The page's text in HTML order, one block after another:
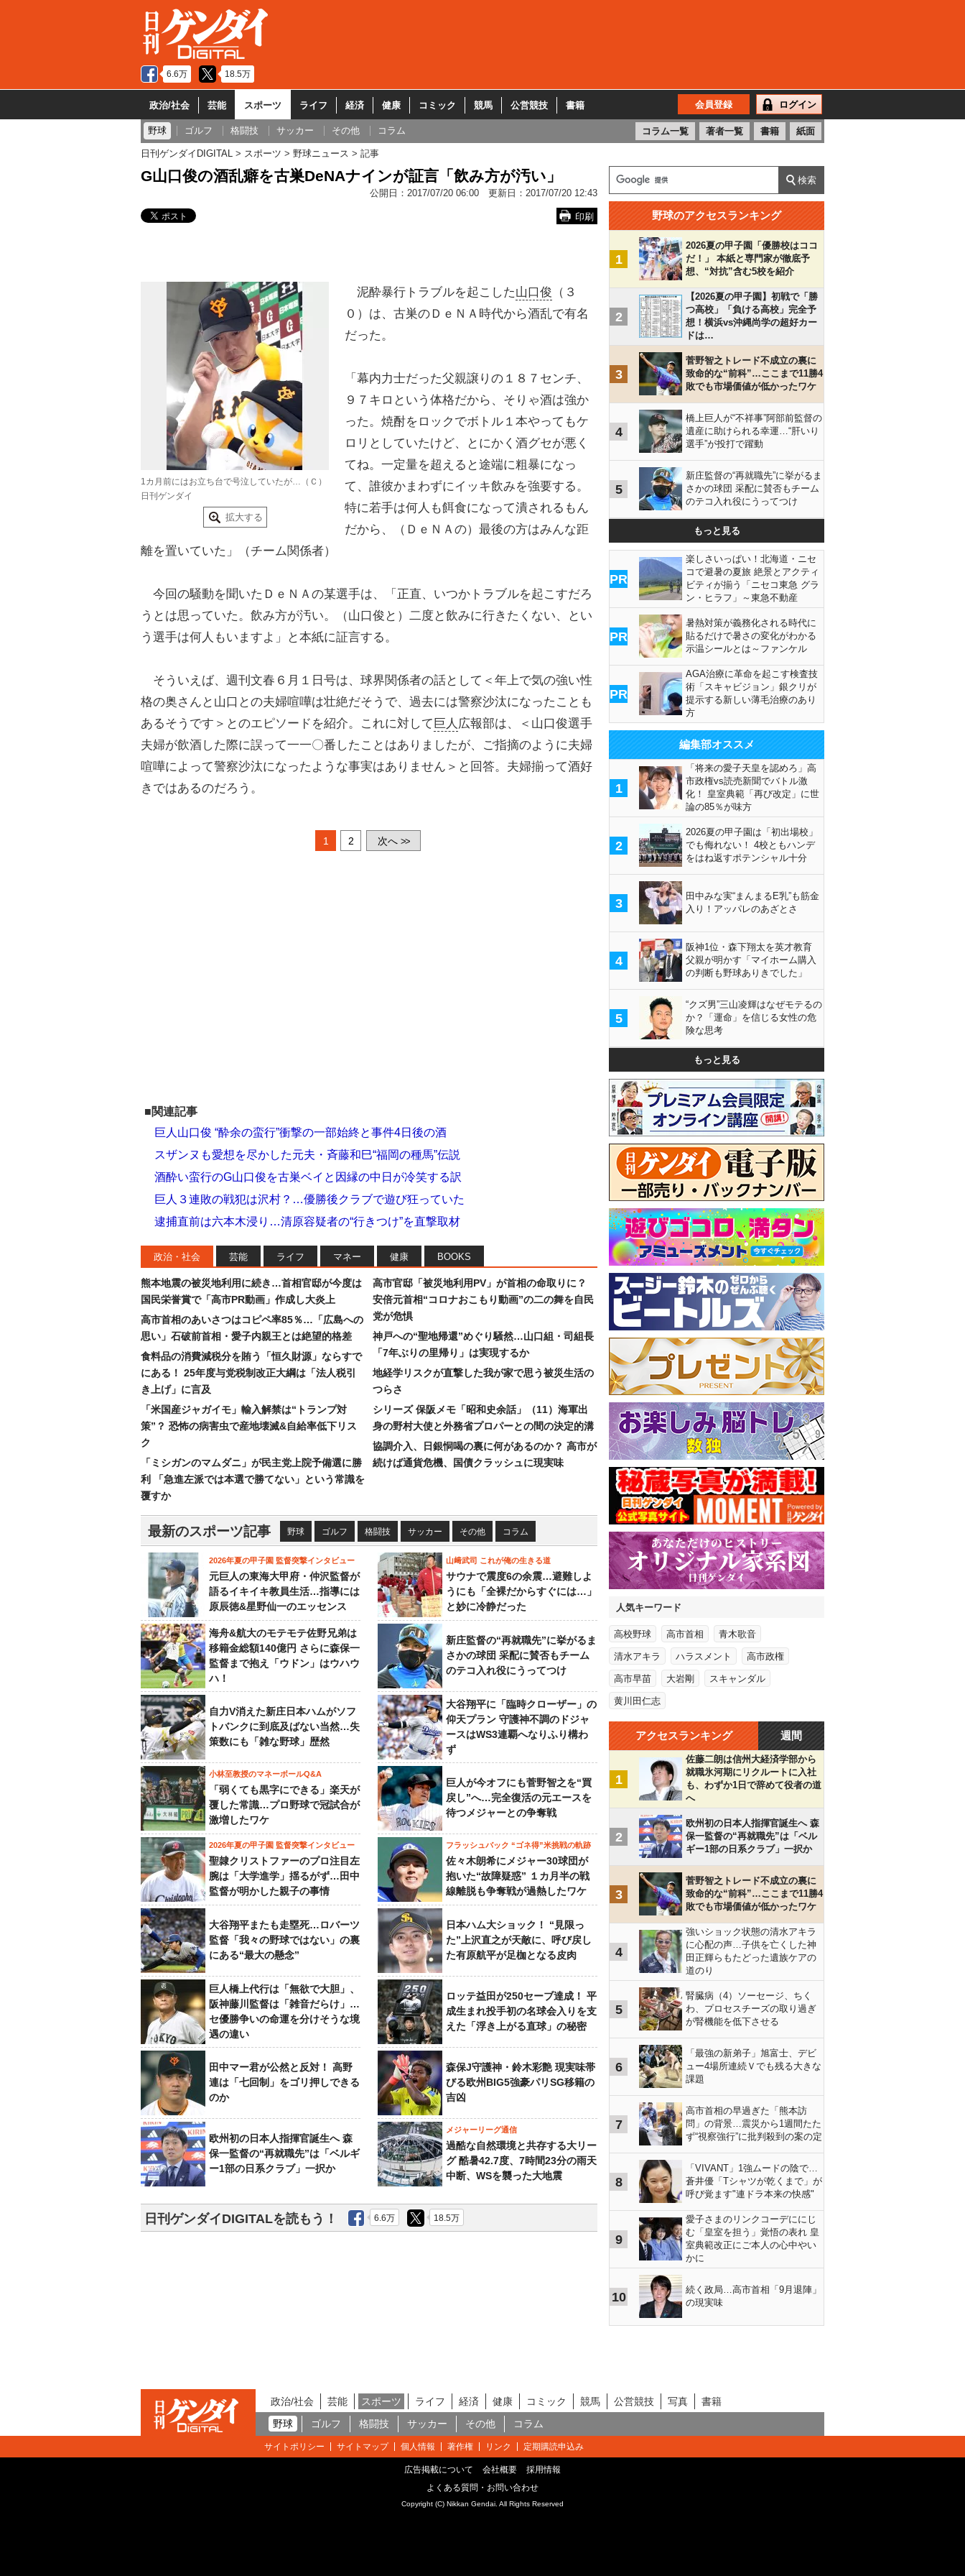
6.6万 18.5万
政治/社会 芸能 スポーツ ライフ 経済 健康 コミック 競馬 公営競技 書籍 会員登録 ログイン
野球 ゴルフ 格闘技 サッカー その他 コラム コラム一覧 著者一覧 書籍 紙面
日刊ゲンダイDIGITAL スポーツ 野球ニュース 記事
G山口俊の酒乱癖を古巣DeNAナインが証言「飲み方が汚い」
公開日： 2017/07/20 06:00 更新日： 2017/07/20 12:43
印刷
1カ月前にはお立ち台で号泣していたが…（Ｃ）
日刊ゲンダイ
拡大する
泥酔暴行トラブルを起こした山口俊 （３
０）は、古巣のＤｅＮＡ時代から酒乱で有名
だった。
「幕内力士だった父親譲りの１８７センチ、
９７キロという体格だから、そりゃ酒は強か
った。焼酎をロックでボトル１本やってもケ
ロリとしていたけど、とにかく酒グセが悪く
てね。一定量を超えると途端に粗暴になっ
て、誰彼かまわずにイッキ飲みを強要する。
特に若手は何人も餌食になって潰されるもん
だから、（ＤｅＮＡの）最後の方はみんな距
離を置いていた」（チーム関係者）
今回の騒動を聞いたＤｅＮＡの某選手は、「正直、いつかトラブルを起こすだろ
うとは思っていた。飲み方が汚い。（山口俊と）二度と飲みに行きたくない、とい
う選手は何人もいますよ」と本紙に証言する。
そういえば、週刊文春６月１日号は、球界関係者の話として＜年上で気の強い性
格の奥さんと山口との夫婦喧嘩は壮絶だそうで、過去には警察沙汰になったことも
あるそうです＞とのエピソードを紹介。これに対して 巨人 広報部は、＜山口俊選手
夫婦が飲酒した際に誤って一一〇番したことはありましたが、ご指摘のように夫婦
喧嘩によって警察沙汰になったような事実はありません＞と回答。夫婦揃って酒好
きではあるのだろう。
1 2 次へ >>
■関連記事
巨人山口俊 “酔余の蛮行”衝撃の一部始終と事件4日後の酒
スザンヌも愛想を尽かした元夫・斉藤和巳“福岡の種馬”伝説
酒酔い蛮行のG山口俊を古巣ベイと因縁の中日が冷笑する訳
巨人３連敗の戦犯は沢村？…優勝後クラブで遊び狂っていた
逮捕直前は六本木浸り…清原容疑者の“行きつけ”を直撃取材
政治・社会 芸能 ライフ マネー 健康 BOOKS
熊本地震の被災地利用に続き…首相官邸が今度は
国民栄誉賞で「高市PR動画」作成し大炎上
高市首相のあいさつはコピペ率85％…「広島への
思い」石破前首相・愛子内親王とは絶望的格差
食料品の消費減税分を賄う「恒久財源」ならすで
にある！ 25年度与党税制改正大綱は「法人税引
き上げ」に言及
「米国産ジャガイモ」輸入解禁は“トランプ対
策”？ 恐怖の病害虫で産地壊滅&自給率低下リス
ク
「ミシガンのマムダニ」が民主党上院予備選に勝
利 「急進左派では本選で勝てない」という常識を
覆すか
高市官邸「被災地利用PV」が首相の命取りに？
安倍元首相“コロナおこもり動画”の二の舞を自民
党が危惧
神戸への“聖地帰還”めぐり騒然…山口組・司組長
「7年ぶりの里帰り」は実現するか
地経学リスクが直撃した我が家で思う被災生活の
つらさ
シリーズ 保阪メモ「昭和史余話」（11）海軍出
身の野村大使と外務省プロパーとの間の決定的溝
協調介入、日銀恫喝の裏に何があるのか？ 高市が
続けば通貨危機、国債クラッシュに現実味
最新のスポーツ記事 野球 ゴルフ 格闘技 サッカー その他 コラム
2026年夏の甲子園 監督突撃インタビュー
元巨人の東海大甲府・仲沢監督が
語るイキイキ教員生活…指導には
原辰徳&星野仙一のエッセンス
山﨑武司 これが俺の生きる道
サウナで震度6の余震…避難しよ
うにも「全裸だからすぐには…」
と妙に冷静だった
海舟&航大のモテモテ佐野兄弟は
移籍金総額140億円 さらに森保一
監督まで抱え「ウドン」はウハウ
ハ！
新庄監督の“再就職先”に挙がるま
さかの球団 采配に賛否もチーム
のテコ入れ役にうってつけ
自力V消えた新庄日本ハムがソフ
トバンクに到底及ばない当然…失
策数にも「雑な野球」歴然
大谷翔平に「臨時クローザー」の
仰天プラン 守護神不調のドジャ
ースはWS3連覇へなりふり構わ
ず
小林至教授のマネーボールQ&A
「弱くても黒字にできる」楽天が
覆した常識…プロ野球で冠試合が
激増したワケ
巨人が今オフにも菅野智之を“買
戻し”へ…完全復活の元エースを
待つメジャーとの争奪戦
2026年夏の甲子園 監督突撃インタビュー
聖隷クリストファーのプロ注目左
腕は「大学進学」揺るがず…田中
監督が明かした親子の事情
フラッシュバック “ゴネ得”米挑戦の軌跡
佐々木朗希にメジャー30球団が
抱いた“故障疑惑” １カ月半の戦
線離脱も争奪戦が過熱したワケ
大谷翔平またも走塁死…ロバーツ
監督「我々の野球ではない」の裏
にある“最大の懸念”
日本ハム大ショック！ “見限っ
た”上沢直之が天敵に、呼び戻し
た有原航平が足枷となる皮肉
巨人橋上代行は「無欲で大胆」、
阪神藤川監督は「雑音だらけ」…
セ優勝争いの命運を分けそうな境
遇の違い
ロッテ益田が250セーブ達成！ 平
成生まれ投手初の名球会入りを支
えた「浮き上がる直球」の秘密
田中マー君が公然と反対！ 高野
連は「七回制」をゴリ押しできる
のか
森保J守護神・鈴木彩艶 現実味帯
びる欧州BIG5強豪パリSG移籍の
吉凶
欧州初の日本人指揮官誕生へ 森
保一監督の“再就職先”は「ベルギ
ー1部の日系クラブ」一択か
メジャーリーグ通信
過酷な自然環境と共存する大リー
グ 酷暑42.7度、7時間23分の雨天
中断、WSを襲った大地震
日刊ゲンダイDIGITALを読もう！ 6.6万 18.5万
野球のアクセスランキング
1
2026夏の甲子園「優勝校はココ
だ！」 本紙と専門家が徹底予
想、“対抗”含む5校を紹介
2
【2026夏の甲子園】初戦で「勝
つ高校」「負ける高校」完全予
想！横浜vs沖縄尚学の超好カー
ドは…
3
菅野智之トレード不成立の裏に
致命的な“前科”…ここまで11勝4
敗でも市場価値が低かったワケ
4
橋上巨人が“不祥事”阿部前監督の
遺産に助けられる幸運…“肝いり
選手”が投打で躍動
5
新庄監督の“再就職先”に挙がるま
さかの球団 采配に賛否もチーム
のテコ入れ役にうってつけ
もっと見る
PR
楽しさいっぱい！北海道・ニセ
コで避暑の夏旅 絶景とアクティ
ビティが揃う「ニセコ東急 グラ
ン・ヒラフ」～東急不動産
PR
暑熱対策が義務化される時代に
貼るだけで暑さの変化がわかる
示温シールとは～ファンケル
PR
AGA治療に革命を起こす検査技
術「スキャビジョン」銀クリが
提示する新しい薄毛治療のあり
方
編集部オススメ
1
「将来の愛子天皇を認めろ」高
市政権vs読売新聞でバトル激
化！ 皇室典範「再び改定」に世
論の85％が味方
2
2026夏の甲子園は「初出場校」
でも侮れない！ 4校ともハンデ
をはね返すポテンシャル十分
3
田中みな実“まんまるE乳”も筋金
入り！アッパレのあざとさ
4
阪神1位・森下翔太を英才教育
父親が明かす「マイホーム購入
の判断も野球ありきでした」
5
“クズ男”三山凌輝はなぜモテるの
か？「運命」を信じる女性の危
険な思考
もっと見る
人気キーワード
高校野球 高市首相 青木歌音
清水アキラ ハラスメント 高市政権
高市早苗 大岩剛 スキャンダル
黄川田仁志
アクセスランキング 週間
1
佐藤二朗は信州大経済学部から
就職氷河期にリクルートに入社
も、わずか1日で辞めて役者の道
へ
2
欧州初の日本人指揮官誕生へ 森
保一監督の“再就職先”は「ベル
ギー1部の日系クラブ」一択か
3
菅野智之トレード不成立の裏に
致命的な“前科”…ここまで11勝4
敗でも市場価値が低かったワケ
4
強いショック状態の清水アキラ
に心配の声…子供を亡くした神
田正輝らもたどった遺族ケアの
道のり
5
腎臓病（4）ソーセージ、ちく
わ、プロセスチーズの取り過ぎ
が腎機能を低下させる
6
「最強の新弟子」旭富士、デビ
ュー4場所連続Ｖでも残る大きな
課題
7
高市首相の早過ぎた「熊本訪
問」の背景…震災から1週間たた
ず“視察強行”に批判殺到の案の定
8
「VIVANT」1強ムードの陰で…
蒼井優「Tシャツが乾くまで」が
呼び覚ます"連ドラ本来の快感"
9
愛子さまのリンクコーデににじ
む「皇室を担う」覚悟の表れ 皇
室典範改正にご本人の心中やい
かに
10
続く政局…高市首相「9月退陣」
の現実味
政治/社会 芸能 スポーツ ライフ 経済 健康 コミック 競馬 公営競技 写真
書籍
野球
ゴルフ 格闘技 サッカー その他 コラム
サイトポリシー サイトマップ 個人情報 著作権 リンク 定期購読申込み
広告掲載について 会社概要
採用情報
よくある質問・お問い合わせ
Copyright (C) Nikkan Gendai. All Rights Reserved